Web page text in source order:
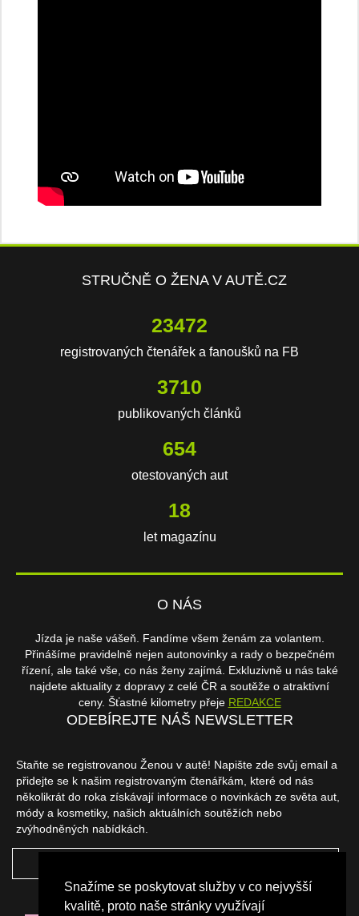
Snažíme se poskytovat služby v co nejvyšší
kvalitě, proto naše stránky využívají
STRUČNĚ O ŽENA V AUTĚ.CZ
23472
registrovaných čtenářek a fanoušků na FB
3710
publikovaných článků
654
otestovaných aut
18
let magazínu
O NÁS
Jízda je naše vášeň. Fandíme všem ženám za volantem.
Přinášíme pravidelně nejen autonovinky a rady o bezpečném
řízení, ale také vše, co nás ženy zajímá. Exkluzivně u nás také
najdete aktuality z dopravy z celé ČR a soutěže o atraktivní
ceny. Šťastné kilometry přeje REDAKCE
ODEBÍREJTE NÁŠ NEWSLETTER
Staňte se registrovanou Ženou v autě! Napište zde svůj email a
přidejte se k našim registrovaným čtenářkám, které od nás
několikrát do roka získávají informace o novinkách ze světa aut,
módy a kosmetiky, našich aktuálních soutěžích nebo
zvýhodněných nabídkách.
NAŠI PARTNEŘI